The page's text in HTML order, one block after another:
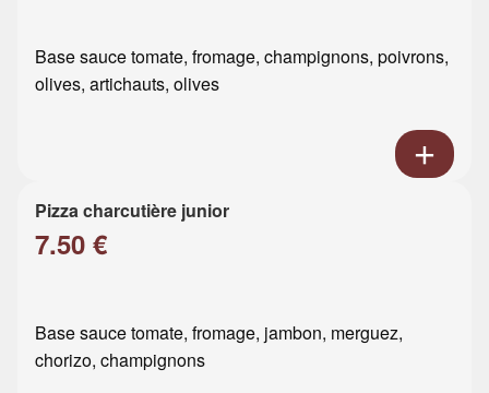
Base sauce tomate, fromage, champignons, poivrons,
olives, artichauts, olives
Pizza charcutière junior
7.50 €
Base sauce tomate, fromage, jambon, merguez,
chorizo, champignons